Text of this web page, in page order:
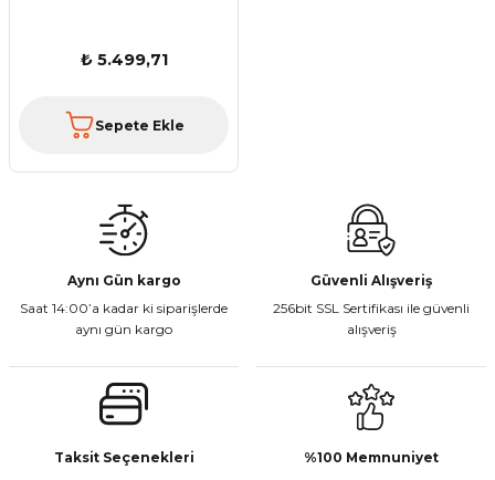
₺ 5.499,71
Sepete Ekle
Aynı Gün kargo
Saat 14:00’a kadar ki siparişlerde
aynı gün kargo
Güvenli Alışveriş
256bit SSL Sertifikası ile güvenli
alışveriş
Taksit Seçenekleri
%100 Memnuniyet